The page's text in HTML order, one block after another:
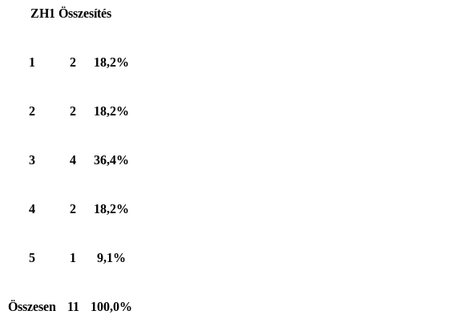
ZH1 Összesítés
1 2 18,2%
2 2 18,2%
3 4 36,4%
4 2 18,2%
5 1 9,1%
Összesen 11 100,0%